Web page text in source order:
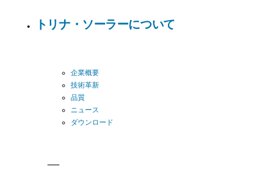
トリナ・ソーラーについて
企業概要
技術革新
品質
ニュース
ダウンロード